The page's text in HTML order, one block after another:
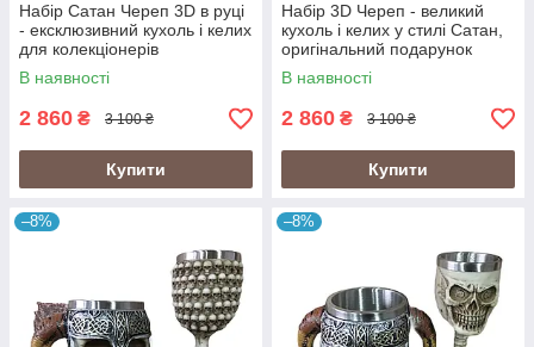
Набір Сатан Череп 3D в руці
- ексклюзивний кухоль і келих
для колекціонерів
В наявності
2 860 ₴ 3 100 ₴
Купити
Набір 3D Череп - великий
кухоль і келих у стилі Сатан,
оригінальний подарунок
В наявності
2 860 ₴ 3 100 ₴
Купити
–8% –8%